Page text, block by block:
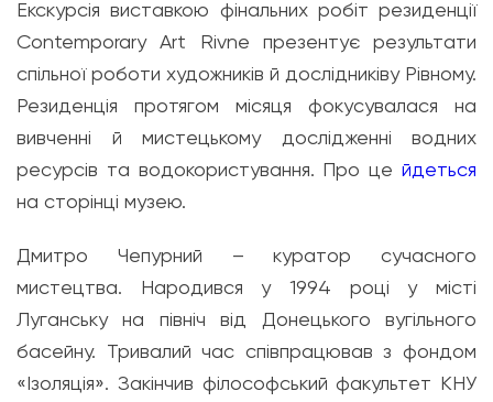
Екскурсія виставкою фінальних робіт резиденції
Contemporary Art Rivne презентує результати
спільної роботи художників й дослідниківу Рівному.
Резиденція протягом місяця фокусувалася на
вивченні й мистецькому дослідженні водних
ресурсів та водокористування. Про це йдеться
на сторінці музею.
Дмитро Чепурний – куратор сучасного
мистецтва. Народився у 1994 році у місті
Луганську на північ від Донецького вугільного
басейну. Тривалий час співпрацював з фондом
«Ізоляція». Закінчив філософський факультет КНУ